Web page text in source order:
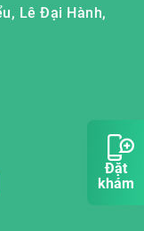
Đặt
khám
Lê Đại Hành,